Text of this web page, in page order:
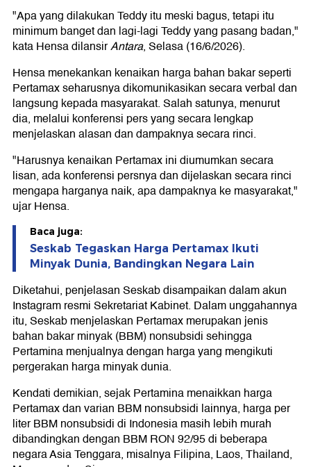
"Apa yang dilakukan Teddy itu meski bagus, tetapi itu
minimum banget dan lagi-lagi Teddy yang pasang badan,"
kata Hensa dilansirAntara, Selasa (16/6/2026).
Hensa menekankan kenaikan harga bahan bakar seperti
Pertamax seharusnya dikomunikasikan secara verbal dan
langsung kepada masyarakat. Salah satunya, menurut
dia, melalui konferensi pers yang secara lengkap
menjelaskan alasan dan dampaknya secara rinci.
"Harusnya kenaikan Pertamax ini diumumkan secara
lisan, ada konferensi persnya dan dijelaskan secara rinci
mengapa harganya naik, apa dampaknya ke masyarakat,"
ujar Hensa.
Baca juga:
Seskab Tegaskan Harga Pertamax Ikuti
Minyak Dunia, Bandingkan Negara Lain
Diketahui, penjelasan Seskab disampaikan dalam akun
Instagram resmi Sekretariat Kabinet. Dalam unggahannya
itu, Seskab menjelaskan Pertamax merupakan jenis
bahan bakar minyak (BBM) nonsubsidi sehingga
Pertamina menjualnya dengan harga yang mengikuti
pergerakan harga minyak dunia.
Kendati demikian, sejak Pertamina menaikkan harga
Pertamax dan varian BBM nonsubsidi lainnya, harga per
liter BBM nonsubsidi di Indonesia masih lebih murah
dibandingkan dengan BBM RON 92/95 di beberapa
negara Asia Tenggara, misalnya Filipina, Laos, Thailand,